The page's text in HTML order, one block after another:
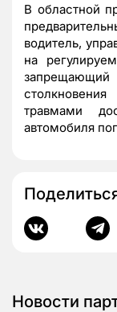
В областной
водитель,
на
запрещающий
травмами
автомобиля
Новости